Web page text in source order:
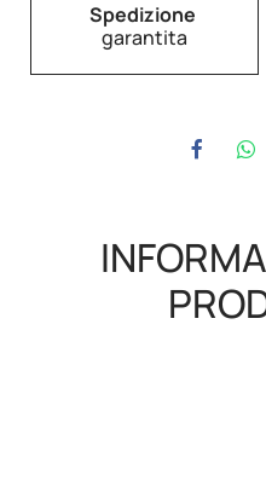
Spedizione
garantita